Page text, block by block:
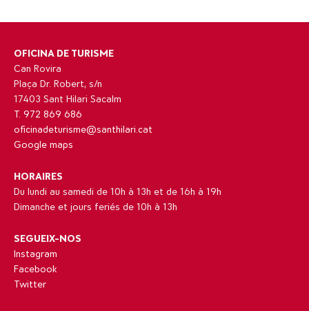
OFICINA DE TURISME
Can Rovira
Plaça Dr. Robert, s/n
17403 Sant Hilari Sacalm
T. 972 869 686
oficinadeturisme@santhilari.cat
Google maps
HORAIRES
Du lundi au samedi de 10h à 13h et de 16h à 19h
Dimanche et jours feriés de 10h à 13h
SEGUEIX-NOS
Instagram
Facebook
Twitter